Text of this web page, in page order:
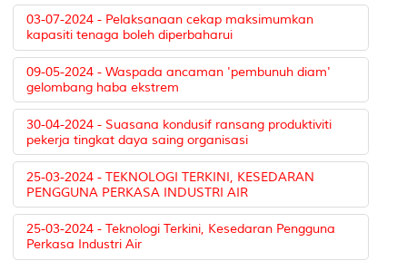
03-07-2024 - Pelaksanaan cekap maksimumkan
kapasiti tenaga boleh diperbaharui
09-05-2024 - Waspada ancaman 'pembunuh diam'
gelombang haba ekstrem
30-04-2024 - Suasana kondusif ransang produktiviti
pekerja tingkat daya saing organisasi
25-03-2024 - TEKNOLOGI TERKINI, KESEDARAN
PENGGUNA PERKASA INDUSTRI AIR
25-03-2024 - Teknologi Terkini, Kesedaran Pengguna
Perkasa Industri Air